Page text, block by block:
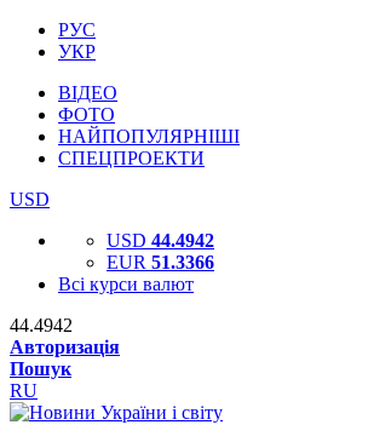
РУС
УКР
ВІДЕО
ФОТО
НАЙПОПУЛЯРНІШІ
СПЕЦПРОЕКТИ
USD
USD 44.4942
EUR 51.3366
Всі курси валют
44.4942
Авторизація
Пошук
RU